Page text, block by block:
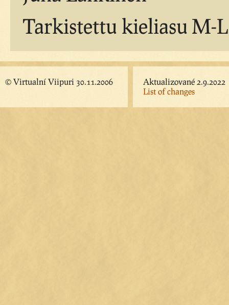
Tarkistettu kieliasu M-
© Virtualní Viipuri 30.11.2006
Aktualizované 2.9.2022
List of changes